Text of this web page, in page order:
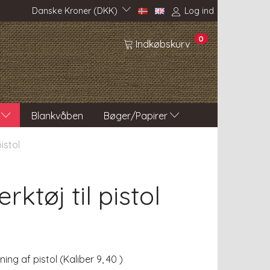
Log ind
Danske Kroner (DKK)
Indkøbskurv 0
Blankvåben Bøger/Papirer
til pistol
af pistol (Kaliber 9, 40 )